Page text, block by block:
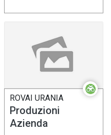
ROVAI URANIA
Produzioni
Azienda